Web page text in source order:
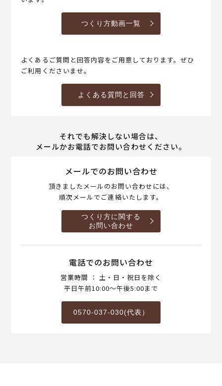
つくり方動画一覧
よくあるご質問と回答内容をご用意しております。ぜひ
ご利用くださいませ。
よくある質問と回答
それでも解決しない場合は、
メールかお電話でお問い合わせください。
メールでのお問い合わせ
頂きましたメールのお問い合わせには、
順次メールでご連絡いたします。
つくり方に関する
お問い合わせ
電話でのお問い合わせ
営業時間 ： 土・日・祝日を除く
平日午前10:00～午後5:00まで
0570-037-030(代表）